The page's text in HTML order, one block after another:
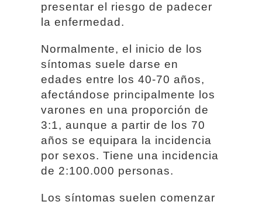
presentar el riesgo de padecer
la enfermedad.
Normalmente, el inicio de los
síntomas suele darse en
edades entre los 40-70 años,
afectándose principalmente los
varones en una proporción de
3:1, aunque a partir de los 70
años se equipara la incidencia
por sexos. Tiene una incidencia
de 2:100.000 personas.
Los síntomas suelen comenzar